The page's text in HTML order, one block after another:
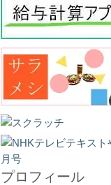
プロフィール